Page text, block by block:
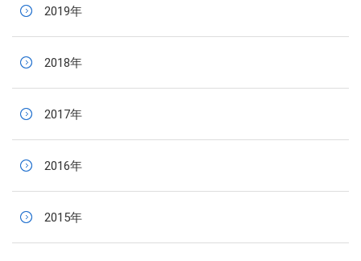
2019年
2018年
2017年
2016年
2015年